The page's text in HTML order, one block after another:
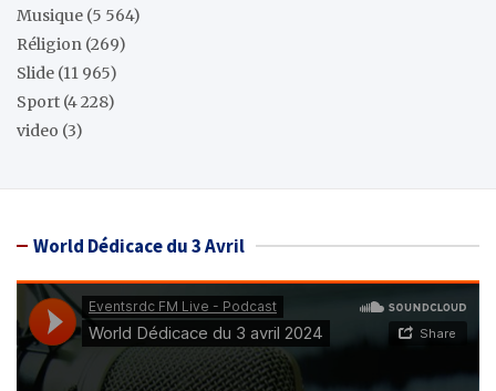
Musique (5 564)
Réligion (269)
Slide (11 965)
Sport (4 228)
video (3)
World Dédicace du 3 Avril